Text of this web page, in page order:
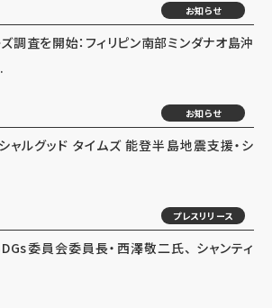
お知らせ
調査を開始：フィリピン南部ミンダナオ島沖
お知らせ
ルグッド タイムズ 能登半島地震支援・シ
プレスリリース
委員会委員長・西澤敬二氏、 シャンティ